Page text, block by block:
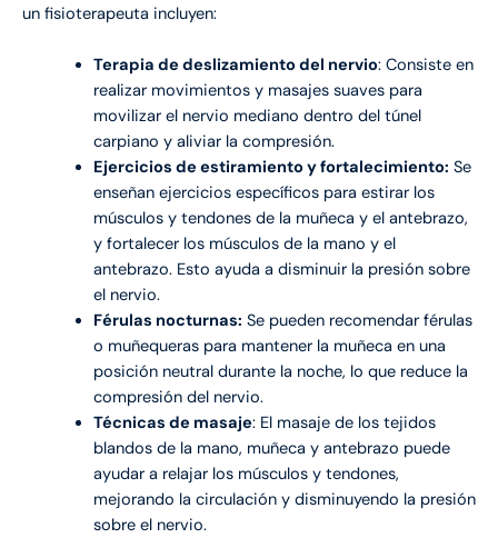
un fisioterapeuta incluyen:
Terapia de deslizamiento del nervio: Consiste en
realizar movimientos y masajes suaves para
movilizar el nervio mediano dentro del túnel
carpiano y aliviar la compresión.
Ejercicios de estiramiento y fortalecimiento: Se
enseñan ejercicios específicos para estirar los
músculos y tendones de la muñeca y el antebrazo,
y fortalecer los músculos de la mano y el
antebrazo. Esto ayuda a disminuir la presión sobre
el nervio.
Férulas nocturnas: Se pueden recomendar férulas
o muñequeras para mantener la muñeca en una
posición neutral durante la noche, lo que reduce la
compresión del nervio.
Técnicas de masaje: El masaje de los tejidos
blandos de la mano, muñeca y antebrazo puede
ayudar a relajar los músculos y tendones,
mejorando la circulación y disminuyendo la presión
sobre el nervio.